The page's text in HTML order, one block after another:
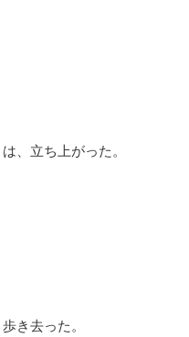
、立ち上がった。
き去った。